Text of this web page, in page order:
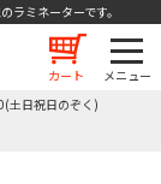
ラミネーターです。
カート
土日祝日のぞく)